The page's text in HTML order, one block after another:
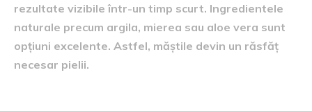
rezultate vizibile într-un timp scurt. Ingredientele
naturale precum argila, mierea sau aloe vera sunt
opțiuni excelente. Astfel, măștile devin un răsfăț
necesar pielii.